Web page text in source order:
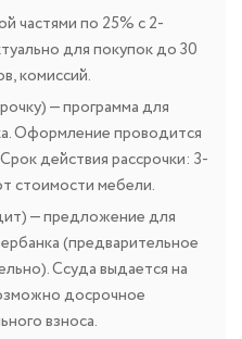
частями по 25% с 2-
для покупок до 30
комиссий.
— программа для
Оформление проводится
действия рассрочки: 3-
стоимости мебели.
— предложение для
(предварительное
Ссуда выдается на
досрочное
взноса.